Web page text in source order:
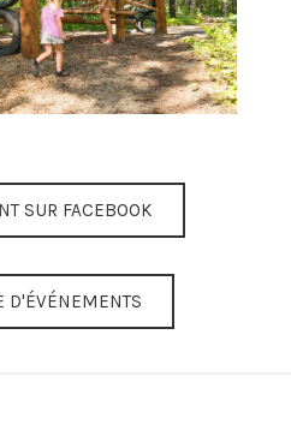
SUR FACEBOOK
D'ÉVÉNEMENTS